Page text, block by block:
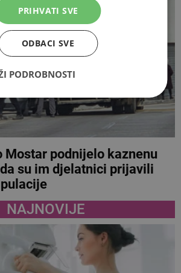
Mostar podnijelo kaznenu
su im djelatnici prijavili
NAJNOVIJE
PRIHVATI SVE
ODBACI SVE
PODROBNOSTI